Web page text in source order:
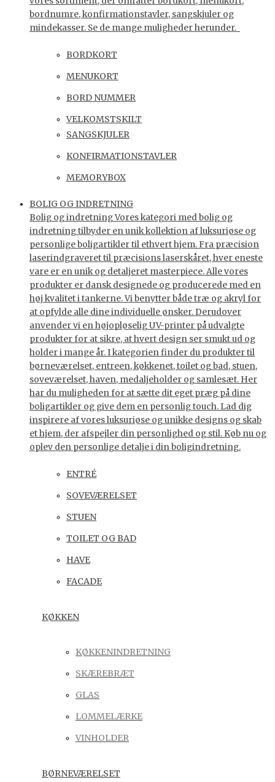
bordnumre, konfirmationstavler, sangskjuler og
mindekasser. Se de mange muligheder herunder.
BORDKORT
MENUKORT
BORD NUMMER
VELKOMSTSKILT
SANGSKJULER
KONFIRMATIONSTAVLER
MEMORYBOX
BOLIG OG INDRETNING
Bolig og indretning Vores kategori med bolig og
indretning tilbyder en unik kollektion af luksuriøse og
personlige boligartikler til ethvert hjem. Fra præcision
laserindgraveret til præcisions laserskåret, hver eneste
vare er en unik og detaljeret masterpiece. Alle vores
produkter er dansk designede og producerede med en
høj kvalitet i tankerne. Vi benytter både træ og akryl for
at opfylde alle dine individuelle ønsker. Derudover
anvender vi en højopløselig UV-printer på udvalgte
produkter for at sikre, at hvert design ser smukt ud og
holder i mange år. I kategorien finder du produkter til
børneværelset, entreen, køkkenet, toilet og bad, stuen,
soveværelset, haven, medaljeholder og samlesæt. Her
har du muligheden for at sætte dit eget præg på dine
boligartikler og give dem en personlig touch. Lad dig
inspirere af vores luksuriøse og unikke designs og skab
et hjem, der afspejler din personlighed og stil. Køb nu og
oplev den personlige detalje i din boligindretning.
ENTRÉ
SOVEVÆRELSET
STUEN
TOILET OG BAD
HAVE
FACADE
KØKKEN
KØKKENINDRETNING
SKÆREBRÆT
GLAS
LOMMELÆRKE
VINHOLDER
BØRNEVÆRELSET